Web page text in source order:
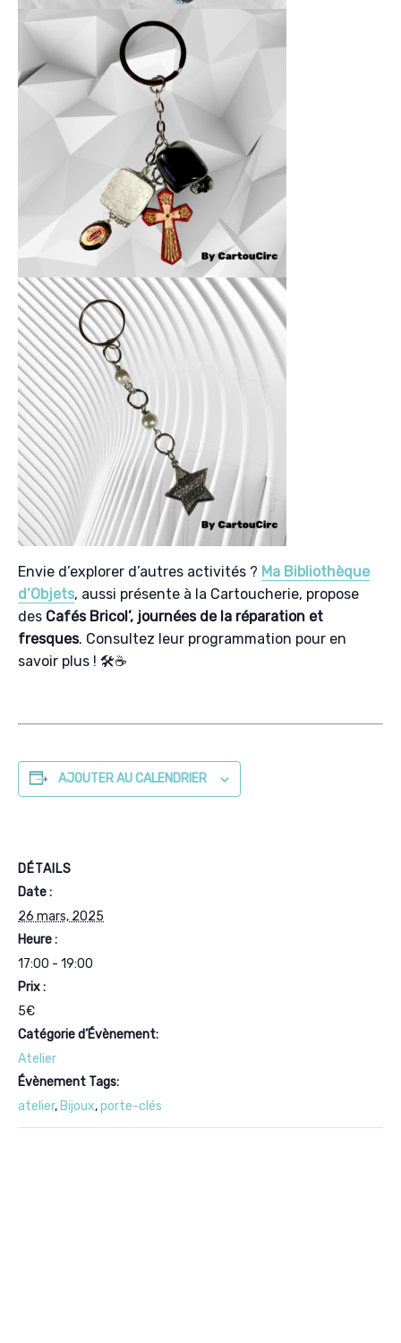
Envie d’explorer d’autres activités ? Ma Bibliothèque
d’Objets, aussi présente à la Cartoucherie, propose
des Cafés Bricol’, journées de la réparation et
fresques. Consultez leur programmation pour en
savoir plus ! 🛠️☕
AJOUTER AU CALENDRIER
DÉTAILS
Date :
26 mars, 2025
Heure :
17:00 - 19:00
Prix :
5€
Catégorie d’Évènement:
Atelier
Évènement Tags:
atelier, Bijoux,porte-clés